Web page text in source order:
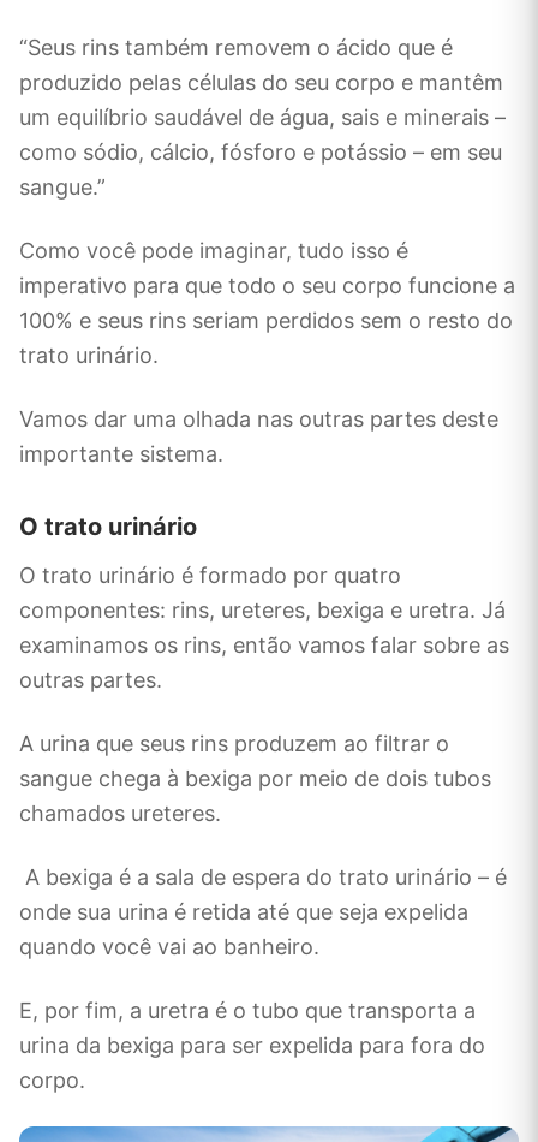
“Seus rins também removem o ácido que é
produzido pelas células do seu corpo e mantêm
um equilíbrio saudável de água, sais e minerais –
como sódio, cálcio, fósforo e potássio – em seu
sangue.”
Como você pode imaginar, tudo isso é
imperativo para que todo o seu corpo funcione a
100% e seus rins seriam perdidos sem o resto do
trato urinário.
Vamos dar uma olhada nas outras partes deste
importante sistema.
O trato urinário
O trato urinário é formado por quatro
componentes: rins, ureteres, bexiga e uretra. Já
examinamos os rins, então vamos falar sobre as
outras partes.
A urina que seus rins produzem ao filtrar o
sangue chega à bexiga por meio de dois tubos
chamados ureteres.
A bexiga é a sala de espera do trato urinário – é
onde sua urina é retida até que seja expelida
quando você vai ao banheiro.
E, por fim, a uretra é o tubo que transporta a
urina da bexiga para ser expelida para fora do
corpo.